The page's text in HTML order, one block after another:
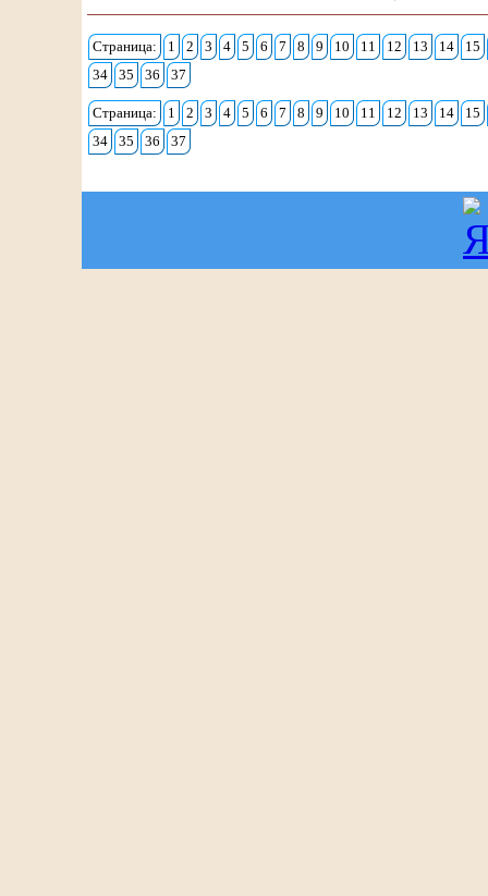
Страница: 1 2 3 4 5 6 7 8 9 10 11 12 13 14
15
34
35 36 37
Страница: 1 2 3 4 5 6 7 8 9 10 11 12 13 14
15
34
35 36 37